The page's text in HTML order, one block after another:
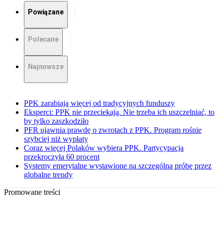
Powiązane
Polecane
Najnowsze
PPK zarabiają więcej od tradycyjnych funduszy
Eksperci: PPK nie przeciekają. Nie trzeba ich uszczelniać, to
by tylko zaszkodziło
PFR ujawnia prawdę o zwrotach z PPK. Program rośnie
szybciej niż wypłaty
Coraz więcej Polaków wybiera PPK. Partycypacja
przekroczyła 60 procent
Systemy emerytalne wystawione na szczególną próbę przez
globalne trendy
Promowane treści